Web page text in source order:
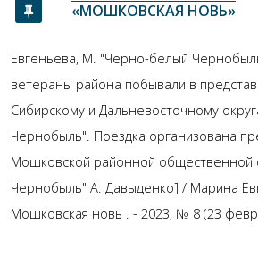
«МОШКОВСКАЯ НОВЬ»
Евгеньева, М. "Черно-белый
ветераны района побывали в
Сибирскому и Дальневосточному
Чернобыль". Поездка организована
Мошковской районной общественной
Чернобыль" А. Давыденко] / Марина
Мошковская новь . - 2023, № 8 (23